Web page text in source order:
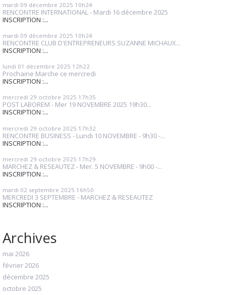
mardi 09 décembre 2025 10h24
RENCONTRE INTERNATIONAL - Mardi 16 décembre 2025
INSCRIPTION :...
mardi 09 décembre 2025 10h24
RENCONTRE CLUB D'ENTREPRENEURS SUZANNE MICHAUX...
INSCRIPTION :...
lundi 01 décembre 2025 12h22
Prochaine Marche ce mercredi
INSCRIPTION :...
mercredi 29 octobre 2025 17h35
POST LABOREM - Mer 19 NOVEMBRE 2025 19h30...
INSCRIPTION :...
mercredi 29 octobre 2025 17h32
RENCONTRE BUSINESS - Lundi 10 NOVEMBRE - 9h30 -...
INSCRIPTION :...
mercredi 29 octobre 2025 17h29
MARCHEZ & RESEAUTEZ - Mer. 5 NOVEMBRE - 9h00 -...
INSCRIPTION :...
mardi 02 septembre 2025 16h50
MERCREDI 3 SEPTEMBRE - MARCHEZ & RESEAUTEZ
INSCRIPTION :...
Archives
mai 2026
février 2026
décembre 2025
octobre 2025